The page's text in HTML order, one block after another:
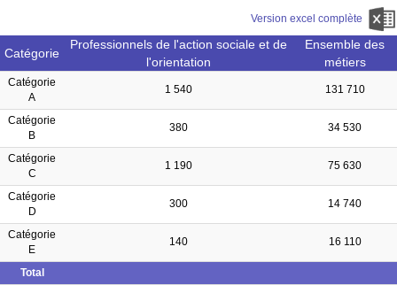
Version excel complète
Catégorie
Professionnels de l'action sociale et de
l'orientation
Ensemble des
métiers
Catégorie
A
1 540 131 710
Catégorie
B
380 34 530
Catégorie
C
1 190 75 630
Catégorie
D
300 14 740
Catégorie
E
140 16 110
Total